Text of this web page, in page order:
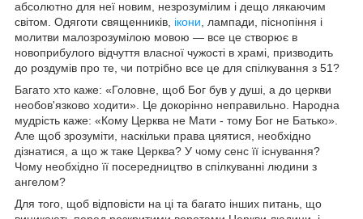
абсолютно для неї новим, незрозумілим і дещо лякаючим
світом. Одяготи священників, ікони , лампади, піснопіння і
молитви малозрозумілою мовою — все це створює в
новоприбулого відчуття власної чужості в храмі, призводить
до роздумів про те, чи потрібно все це для спілкування з 51?
Багато хто каже: «Головне, щоб Бог був у душі, а до церкви
необов'язково ходити». Це докорінно неправильно. Народна
мудрість каже: «Кому Церква не Мати - тому Бог не Батько».
Але щоб зрозуміти, наскільки права цяятися, необхідно
дізнатися, а що ж таке Церква? У чому сенс її існування?
Чому необхідно її посередництво в спілкуванні людини з
ангелом?
Для того, щоб відповісти на ці та багато інших питань, що